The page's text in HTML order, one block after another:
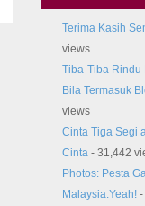
Terima Kasih
views
Tiba-Tiba Rindu
Bila Termasuk
views
Cinta Tiga Segi
Cinta- 31,442
Photos: Pesta
Malaysia.Yeah!-